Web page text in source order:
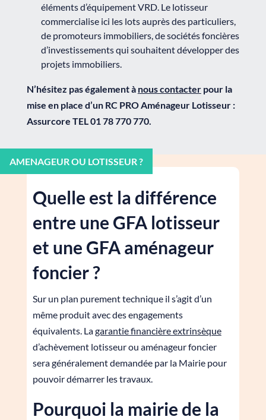
éléments d’équipement VRD. Le lotisseur
commercialise ici les lots auprès des particuliers,
de promoteurs immobiliers, de sociétés foncières
d’investissements qui souhaitent développer des
projets immobiliers.
N’hésitez pas également à nous contacterpour la
mise en place d’un RC PRO Aménageur Lotisseur :
Assurcore TEL 01 78 770 770.
Quelle est la différence
entre une GFA lotisseur
et une GFA aménageur
foncier ?
Sur un plan purement technique il s’agit d’un
même produit avec des engagements
équivalents. Lagarantie financière extrinsèque
d’achèvement lotisseur ou aménageur foncier
sera généralement demandée par la Mairie pour
pouvoir démarrer les travaux.
Pourquoi la mairie de la